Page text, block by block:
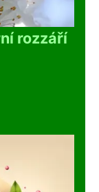
rozzáří